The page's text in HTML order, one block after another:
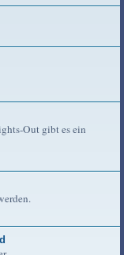
Out gibt es ein